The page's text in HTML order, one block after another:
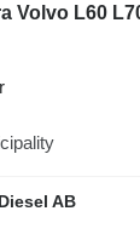
AB